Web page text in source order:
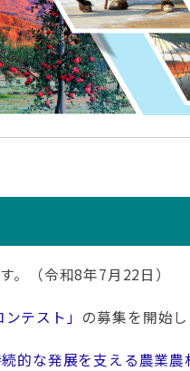
。（令和8年7月22日）
テスト」 の募集を開始
的な発展を支える農業農